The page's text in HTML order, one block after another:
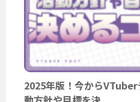
2025年版！今から